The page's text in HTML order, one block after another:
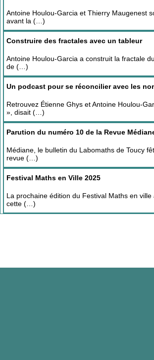
Antoine Houlou-Garcia et Thierry Maugenest
avant la (…)
Construire des fractales avec un tableur
Antoine Houlou-Garcia a construit la fractale
de (…)
Un podcast pour se réconcilier avec les
Retrouvez Étienne Ghys et Antoine Houlou-
», disait (…)
Parution du numéro 10 de la Revue
Médiane, le bulletin du Labomaths de Toucy
revue (…)
Festival Maths en Ville 2025
La prochaine édition du Festival Maths en
cette (…)